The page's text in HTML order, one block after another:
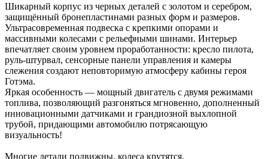
Шикарный корпус из черных деталей с золотом и серебром,
защищённый бронепластинами разных форм и размеров.
Ультрасовременная подвеска с крепкими опорами и
массивными колесами с рельефными шинами. Интерьер
впечатляет своим уровнем проработанности: кресло пилота,
руль-штурвал, сенсорные панели управления и камеры
слежения создают неповторимую атмосферу кабины героя
Готэма.
Яркая особенность — мощный двигатель с двумя режимами
топлива, позволяющий разгоняться мгновенно, дополненный
инновационными датчиками и грандиозной выхлопной
трубой, придающими автомобилю потрясающую
визуальность!
Многие детали подвижны, колеса крутятся.